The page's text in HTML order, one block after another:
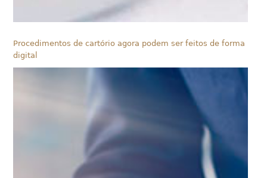
Procedimentos de cartório agora podem ser feitos de forma
digital